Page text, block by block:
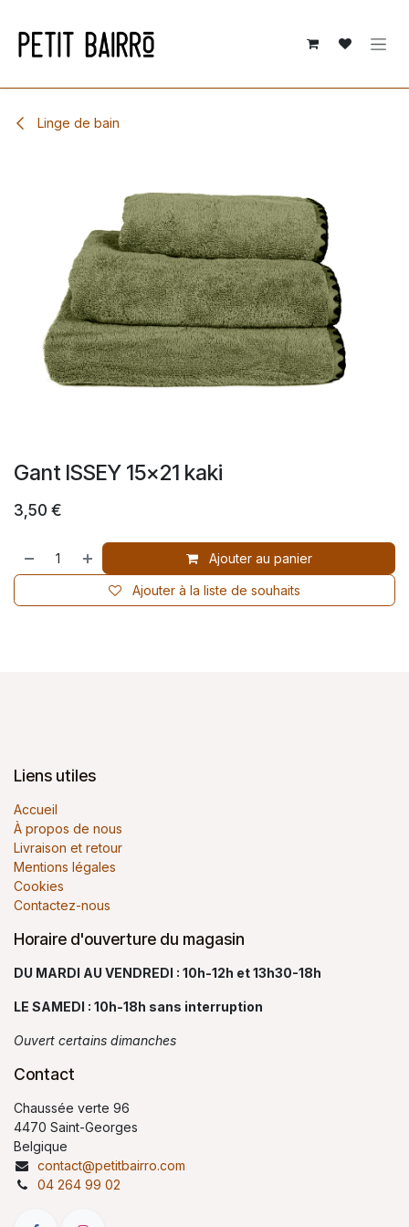
Linge de bain
Gant ISSEY 15x21 kaki
3,50 €
Ajouter au panier
Ajouter à la liste de souhaits
Liens utiles
Accueil
À propos de nous
Livraison et retour
Mentions légales
Cookies
Contactez-nous
Horaire d'ouverture du magasin
DU MARDI AU VENDREDI : 10h-12h et 13h30-18h
LE SAMEDI : 10h-18h sans interruption
Ouvert certains dimanches
Contact
Chaussée verte 96
4470 Saint-Georges
Belgique
contact@petitbairro.com
04 264 99 02